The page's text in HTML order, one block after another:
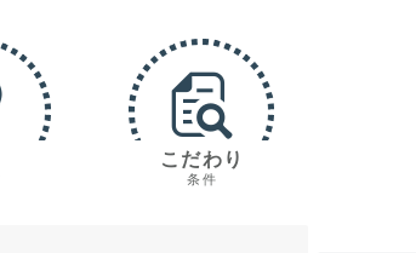
こだわり
条件